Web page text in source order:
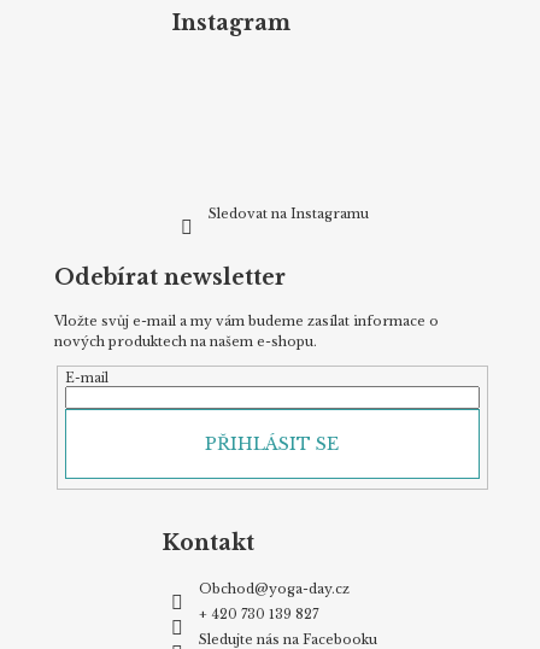
Instagram
Sledovat na Instagramu
Odebírat newsletter
Vložte svůj e-mail a my vám budeme zasílat informace o
nových produktech na našem e-shopu.
E-mail
PŘIHLÁSIT SE
Kontakt
Obchod@yoga-day.cz
+ 420 730 139 827
Sledujte nás na Facebooku